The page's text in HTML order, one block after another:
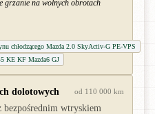
grzanie na wolnych obrotach
chłodzącego Mazda 2.0 SkyActiv-G PE-VPS
KE KF Mazda6 GJ
dolotowych od 110 000 km
wtryskiem